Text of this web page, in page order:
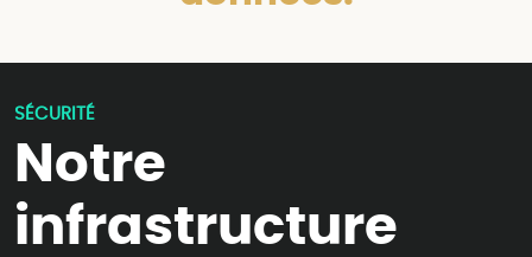
SÉCURITÉ
Notre
infrastructure